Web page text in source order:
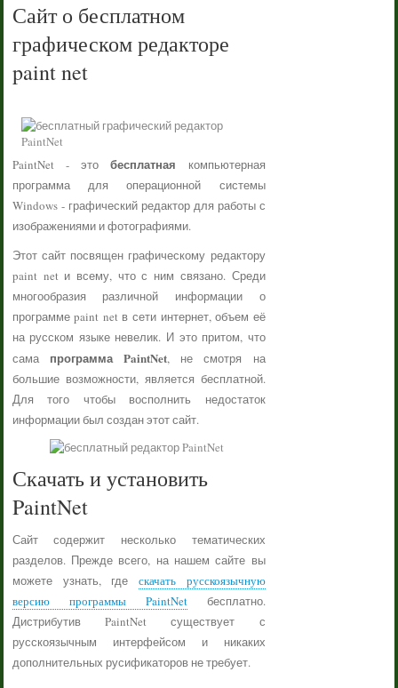
Сайт о бесплатном
графическом редакторе
paint net
PaintNet - этобесплатная компьютерная
программа для операционной системы
Windows - графический редактор для работы с
изображениями и фотографиями.
Этот сайт посвящен графическому редактору
paint net и всему, что с ним связано. Среди
многообразия различной информации о
программе paint net в сети интернет, объем её
на русском языке невелик. И это притом, что
сама программа PaintNet, не смотря на
большие возможности, является бесплатной.
Для того чтобы восполнить недостаток
информации был создан этот сайт.
Скачать и установить
PaintNet
Сайт содержит несколько тематических
разделов. Прежде всего, на нашем сайте вы
можете узнать, где скачать русскоязычную
версию программы PaintNetбесплатно.
Дистрибутив PaintNet существует с
русскоязычным интерфейсом и никаких
дополнительных русификаторов не требует.